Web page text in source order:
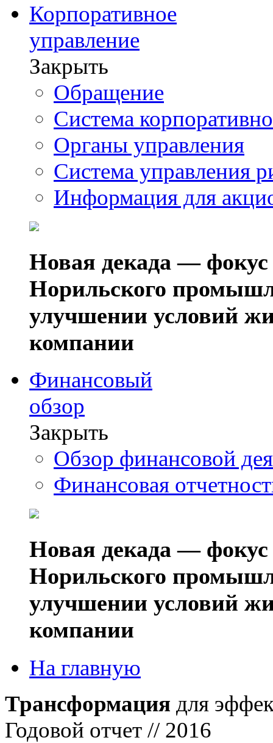
Корпоративное
управление
Закрыть
Обращение
Система
Органы управления
Система управления
Информация для
Новая декада — фокус
Норильского
улучшении условий
компании
Финансовый
обзор
Закрыть
Обзор финансовой
Финансовая
Новая декада — фокус
Норильского
улучшении условий
компании
На главную
Трансформация для
Годовой отчет // 2016